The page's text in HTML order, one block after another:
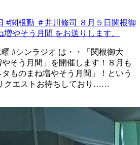
#関根勤 ＃井川修司 ８月５日関根御
増やそう月間 をお送りします。
曜 #シンラジオ は・・「関根御大
そう月間」を開催します！８月も
ものまね増やそう月間」！という
クエストお待ちしており……